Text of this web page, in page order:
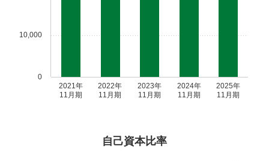
2021年
11月期
2022年
11月期
2023年
11月期
2024年
11月期
2025年
11月期
0
10,000
自己資本比率